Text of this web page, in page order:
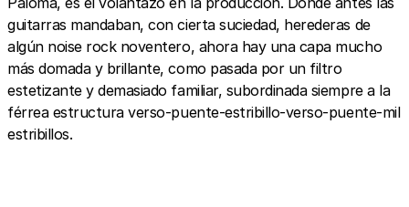
guitarras mandaban, con cierta suciedad, herederas de
algún noise rock noventero, ahora hay una capa mucho
más domada y brillante, como pasada por un filtro
estetizante y demasiado familiar, subordinada siempre a la
férrea estructura verso-puente-estribillo-verso-puente-mil
estribillos.